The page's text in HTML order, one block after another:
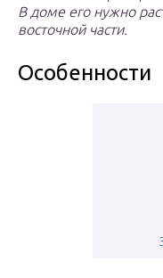
В доме его нужно
восточной части.
Особенности